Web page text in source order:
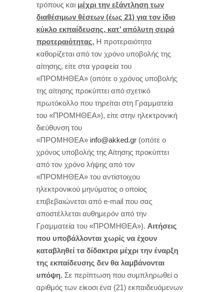
τρόπους και μέχρι την εξάντληση των
διαθέσιμων θέσεων (έως 21) για τον ίδιο
κύκλο εκπαίδευσης, κατ’ απόλυτη σειρά
προτεραιότητας. Η προτεραιότητα
καθορίζεται από τον χρόνο υποβολής της
αίτησης, είτε στα γραφεία του
«ΠΡΟΜΗΘΕΑ» (οπότε ο χρόνος υποβολής
της αίτησης προκύπτει από σχετικό
πρωτόκολλο που τηρείται στη Γραμματεία
του «ΠΡΟΜΗΘΕΑ»), είτε στην ηλεκτρονική
διεύθυνση του
«ΠΡΟΜΗΘΕΑ» info@akked.gr (οπότε ο
χρόνος υποβολής της Αίτησης προκύπτει
από τον χρόνο λήψης από τον
«ΠΡΟΜΗΘΕΑ» του αντίστοιχου
ηλεκτρονικού μηνύματος ο οποίος
επιβεβαιώνεται από e-mail που σας
αποστέλλεται αυθημερόν από την
Γραμματεία του «ΠΡΟΜΗΘΕΑ»). Αιτήσεις
που υποβάλλονται χωρίς να έχουν
καταβληθεί τα δίδακτρα μέχρι την έναρξη
της εκπαίδευσης δεν θα λαμβάνονται
υπόψη. Σε περίπτωση που συμπληρωθεί ο
αριθμός των είκοσι ένα (21) εκπαιδευόμενων